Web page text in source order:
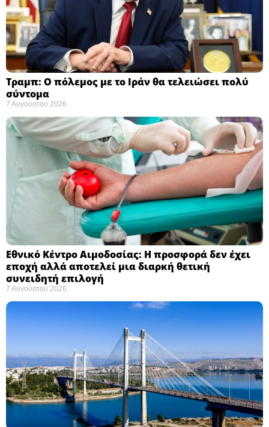
Τραμπ: Ο πόλεμος με το Ιράν θα τελειώσει πολύ
σύντομα ​
7 Αυγούστου 2026
Εθνικό Κέντρο Αιμοδοσίας: H προσφορά δεν έχει
εποχή αλλά αποτελεί μια διαρκή θετική
συνειδητή επιλογή ​
7 Αυγούστου 2026